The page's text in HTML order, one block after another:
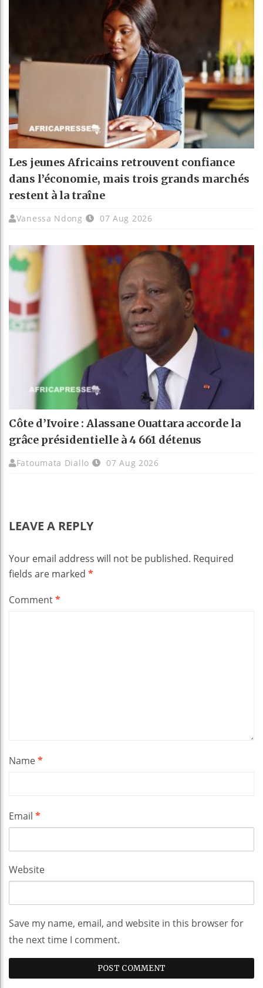
Les jeunes Africains retrouvent confiance
dans l’économie, mais trois grands marchés
restent à la traîne
Vanessa Ndong 07 Aug 2026
Côte d’Ivoire : Alassane Ouattara accorde la
grâce présidentielle à 4 661 détenus
Fatoumata Diallo 07 Aug 2026
LEAVE A REPLY
Your email address will not be published. Required
fields are marked *
Comment*
Name*
Email *
Website
Save my name, email, and website in this browser for
the next time I comment.